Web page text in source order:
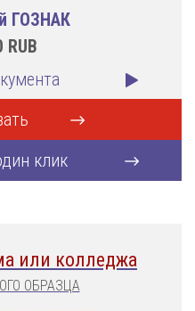
ГОЗНАК
RUB
клик
или колледжа
ОБРАЗЦА